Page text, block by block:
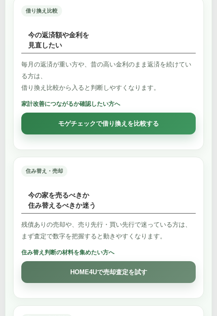
借り換え比較
今の返済額や金利を
見直したい
毎月の返済が重い方や、昔の高い金利のまま返済を続けてい
る方は、
借り換え比較から入ると判断しやすくなります。
家計改善につながるか確認したい方へ
モゲチェックで借り換えを比較する
住み替え・売却
今の家を売るべきか
住み替えるべきか迷う
残債ありの売却や、売り先行・買い先行で迷っている方は、
まず査定で数字を把握すると動きやすくなります。
住み替え判断の材料を集めたい方へ
HOME4Uで売却査定を試す